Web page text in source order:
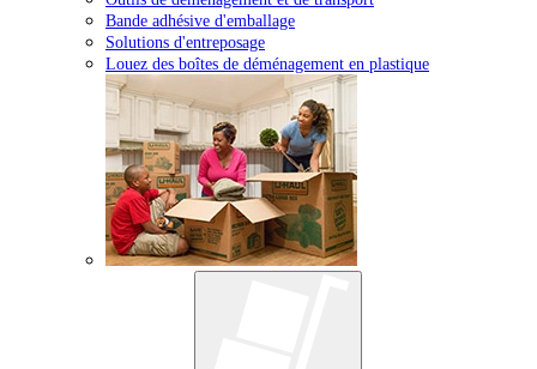
Bande adhésive d'emballage
Solutions d'entreposage
Louez des boîtes de déménagement en plastique